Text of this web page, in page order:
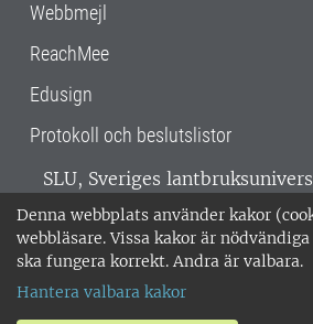
Denna webbplats använder kakor
webbläsare. Vissa kakor är
ska fungera korrekt. Andra är valbara.
Hantera valbara kakor
Webbmejl
ReachMee
Edusign
Protokoll och beslutslistor
SLU, Sveriges
verksamhet över hela Sverige.
Alnarp, Uppsala och Umeå.
miljöcertifierat enligt ISO
018-67 10 00 • Org nr: 202100-